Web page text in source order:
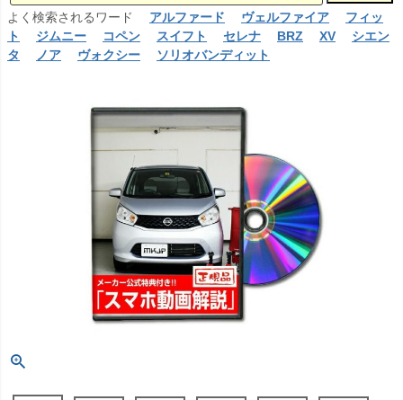
よく検索されるワード アルファード ヴェルファイア
フィッ
ト
ジムニー コペン スイフト セレナ BRZ XV
シエン
タ
ノア ヴォクシー ソリオバンディット